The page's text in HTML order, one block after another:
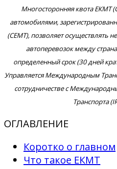
Многосторонняя квота ЕКМТ
автомобилями,
(СEMT), позволяет осуществлять
автоперевозок между
определенный срок (30 дней
Управляется Международным
сотрудничестве с
Транспорта
ОГЛАВЛЕНИЕ
Коротко о главном
Что такое ЕКМТ